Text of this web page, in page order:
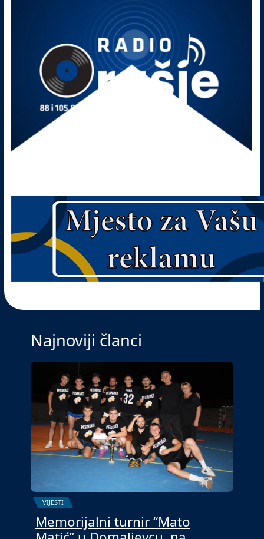
Najnoviji članci
VIJESTI
Memorijalni turnir “Mato